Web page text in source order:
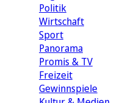
Politik
Wirtschaft
Sport
Panorama
Promis & TV
Freizeit
Gewinnspiele